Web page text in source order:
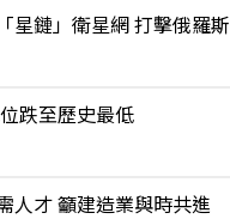
星鏈」衛星網 打擊俄羅斯
跌至歷史最低
人才 籲建造業與時共進